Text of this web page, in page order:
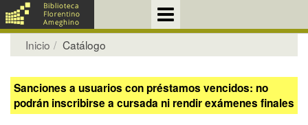
Inicio Catálogo
Sanciones a usuarios con préstamos vencidos: no
podrán inscribirse a cursada ni rendir exámenes finales